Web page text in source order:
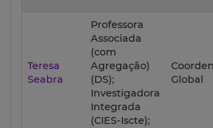
Teresa
Seabra
Professora
Associada
(com
Agregação)
(DS);
Investigadora
Integrada
(CIES-Iscte);
Global